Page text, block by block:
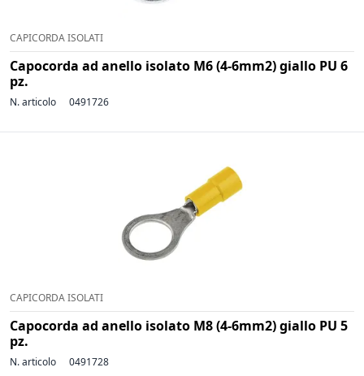
CAPICORDA ISOLATI
Capocorda ad anello isolato M6 (4-6mm2) giallo PU 6
pz.
N. articolo 0491726
CAPICORDA ISOLATI
Capocorda ad anello isolato M8 (4-6mm2) giallo PU 5
pz.
N. articolo 0491728